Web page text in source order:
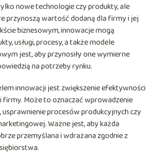
nowe technologie czy produkty, ale
przynoszą wartość dodaną dla firmy i jej
biznesowym, innowacje mogą
usługi, procesy, a także modele
jest, aby przynosiły one wymierne
na potrzeby rynku.
innowacji jest zwiększenie efektywności
firmy. Może to oznaczać wprowadzenie
procesów produkcyjnych czy
Ważne jest, aby każda
przemyślana i wdrażana zgodnie z